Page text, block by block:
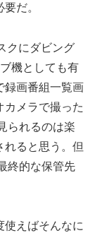
だ。
クにダビング
機としても有
録画番組一覧画
カメラで撮った
られるのは楽
れると思う。但
終的な保管先
使えばそんなに